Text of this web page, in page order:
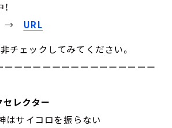
→ URL
チェックしてみてください。
ーーーーーーーーーーーーーーーー
レクター
はサイコロを振らない